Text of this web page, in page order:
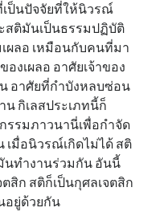
ป็นปัจจัยที่ให้นิวรณ์
สติมันเป็นธรรมปฏิบัติ
ผลอ เหมือนกับคนที่มา
งเผลอ อาศัยเจ้าของ
อาศัยที่กำบังหลบซ่อน
น กิเลสประเภทนี้ก็
รรมภาวนานี่เพื่อกำจัด
เมื่อนิวรณ์เกิดไม่ได้ สติ
นทำงานร่วมกัน อันนี้
สิก สติก็เป็นกุศลเจตสิก
อยู่ด้วยกัน